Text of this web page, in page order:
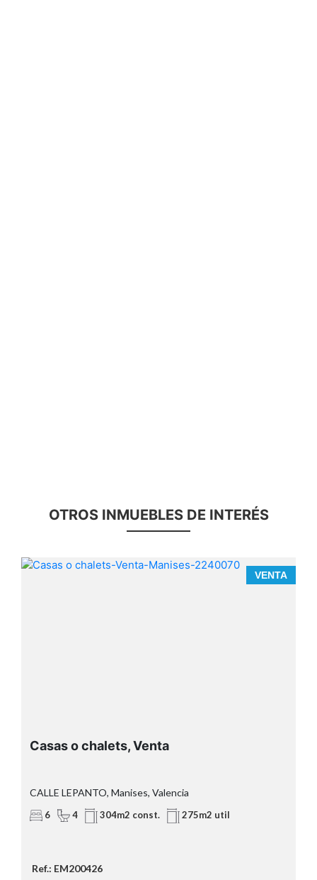
OTROS INMUEBLES DE INTERÉS
VENTA
Casas o chalets, Venta
CALLE LEPANTO, Manises, Valencia
6 4 304m2 const. 275m2 util
Ref.: EM200426